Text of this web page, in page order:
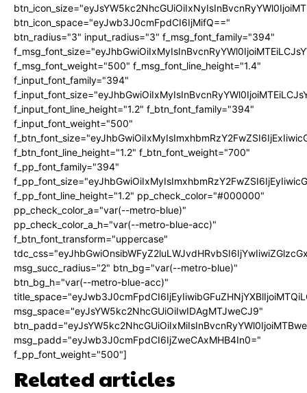
btn_icon_space="eyJwb3J0cmFpdCI6IjMifQ=="
btn_radius="3" input_radius="3" f_msg_font_family="394"
f_msg_font_weight="500" f_msg_font_line_height="1.4"
f_input_font_family="394"
f_input_font_line_height="1.2" f_btn_font_family="394"
f_input_font_weight="500"
f_btn_font_line_height="1.2" f_btn_font_weight="700"
f_pp_font_family="394"
f_pp_font_line_height="1.2" pp_check_color="#000000"
pp_check_color_a="var(--metro-blue)"
pp_check_color_a_h="var(--metro-blue-acc)"
f_btn_font_transform="uppercase"
msg_succ_radius="2" btn_bg="var(--metro-blue)"
btn_bg_h="var(--metro-blue-acc)"
msg_space="eyJsYW5kc2NhcGUiOiIwIDAgMTJweCJ9"
msg_padd="eyJwb3J0cmFpdCI6IjZweCAxMHB4In0="
f_pp_font_weight="500"]
Related articles